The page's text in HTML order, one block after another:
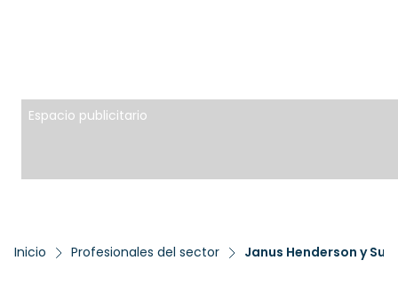
Espacio publicitario
Inicio Profesionales del sector